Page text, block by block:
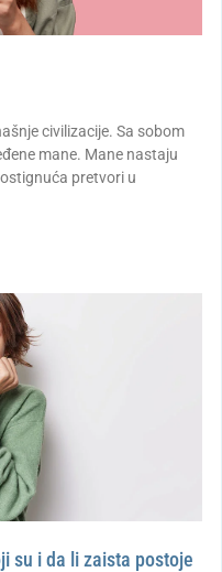
civilizacije. Sa sobom
mane. Mane nastaju
pretvori u
su i da li zaista postoje